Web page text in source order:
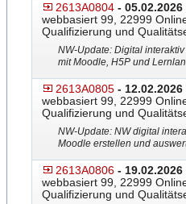
2613A0804 - 05.02.2026
webbasiert 99, 22999
Qualifizierung und
NW-Update: Digital
mit Moodle, H5P und
2613A0805 - 12.02.2026
webbasiert 99, 22999
Qualifizierung und
NW-Update: NW digital
Moodle erstellen und
2613A0806 - 19.02.2026
webbasiert 99, 22999
Qualifizierung und